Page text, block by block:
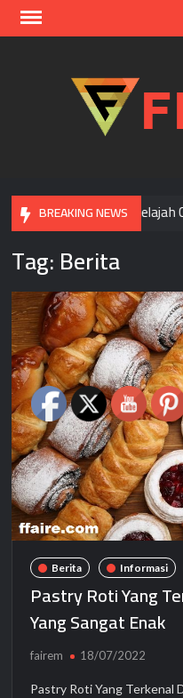
Skip
BREAKING NEWSMenjelajah
Tag:Berita
Berita Informasi
Pastry Roti Yang
Yang Sangat Enak
fairem 18/07/2022
Pastry Roti Yang Terkenal